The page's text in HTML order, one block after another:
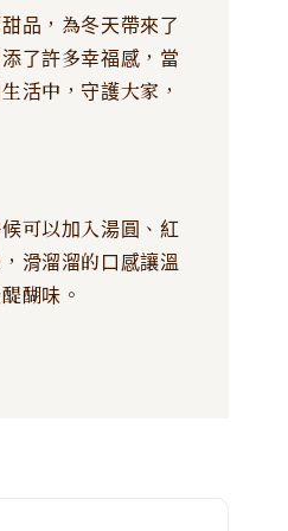
品，為冬天帶來了
了許多幸福感，當
活中，守護大家，
可以加入湯圓、紅
滑溜溜的口感讓溫
醐味。